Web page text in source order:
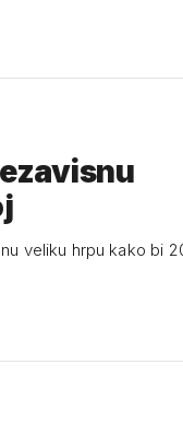
veliku hrpu kako bi